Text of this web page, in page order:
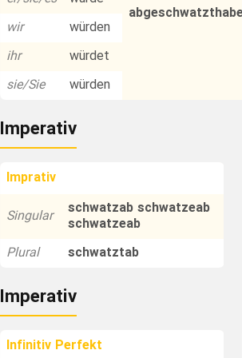
wir
würden
ihr
würdet
sie/Sie
würden
Imperativ
Imprativ
Singular
schwatzab schwatzeab
schwatzeab
Plural
schwatztab
Imperativ
Infinitiv Perfekt